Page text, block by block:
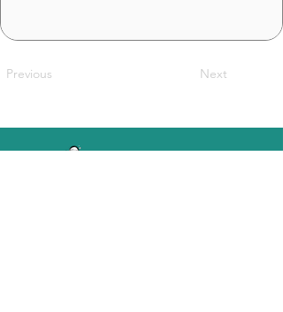
Previous Next